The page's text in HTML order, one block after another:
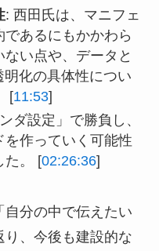
: 西田氏は、マニフェ
あるにもかかわら
い点や、データと
化の具体性につい
[11:53]
ダ設定」で勝負し、
作っていく可能性
た。 [02:26:36]
分の中で伝えたい
、今後も建設的な